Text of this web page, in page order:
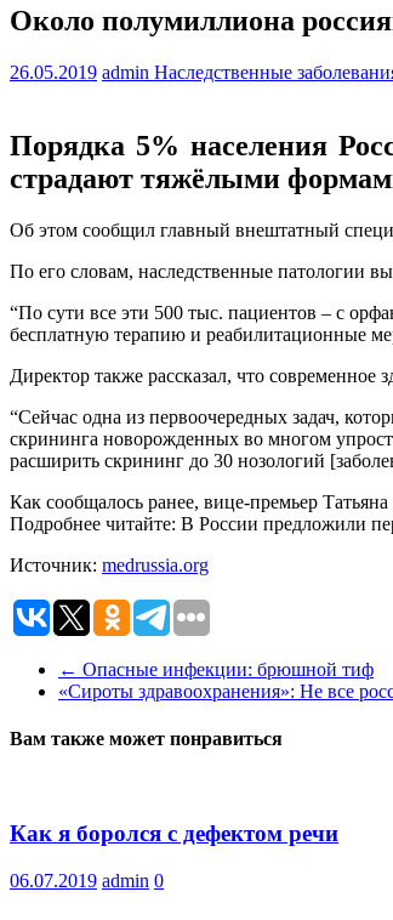
Около полумиллиона
26.05.2019 admin Наследственные
Порядка 5% населения
страдают тяжёлыми
Об этом сообщил главный внештатный
По его словам, наследственные патологии
“По сути все эти 500 тыс. пациентов – с
бесплатную терапию и реабилитационные
Директор также рассказал, что современное
“Сейчас одна из первоочередных задач,
скрининга новорожденных во многом
расширить скрининг до 30 нозологий
Как сообщалось ранее, вице-премьер
Подробнее читайте: В России предложили
Источник: medrussia.org
← Опасные инфекции: брюшной тиф
«Сироты здравоохранения»: Не все
Вам также может понравиться
Как я боролся с дефектом речи
06.07.2019 admin 0